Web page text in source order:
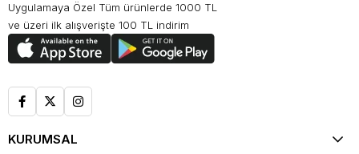
Uygulamaya Özel Tüm ürünlerde 1000 TL
ve üzeri ilk alışverişte 100 TL indirim
KURUMSAL